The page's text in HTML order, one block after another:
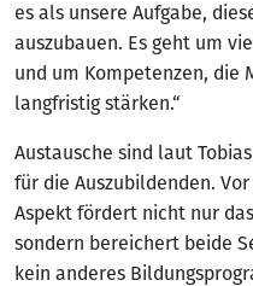
es als unsere Aufgabe,
auszubauen. Es geht um
und um Kompetenzen, die
langfristig stärken.“
Austausche sind laut
für die Auszubildenden.
Aspekt fördert nicht nur
sondern bereichert beide
kein anderes